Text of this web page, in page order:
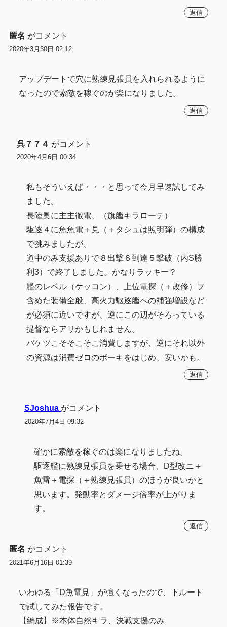
返信
匿名 がコメント
2020年3月30日 02:12
アップデートで穴に熟練見張員を入れられるように
なったので索敵を稼ぐのが楽になりました。
返信
呉７７４ がコメント
2020年4月6日 00:34
私もそういえば・・・と思って今月早速試してみ
ました。
長陸奥に主主徹電、（旗艦キラローテ）
駆逐４に魚魚電＋見（＋タシュは照明弾）の構成
で挑みましたが、
道中のみ支援ありで８出撃６到達５撃破（内S勝
利3）で終了しました。かなりラッキー？
艦のレベル（ケッコン）、上位電探（＋改修）ヲ
含めた装備全般、高火力駆逐艦への補強増設など
が必須に近いですが、逆にこの辺がそろっている
提督ならアリかもしれません。
バケツこそそこそこ消費しますが、逆にそれ以外
の資源は消費ゼロのボーキをはじめ、安いかも。
返信
SJoshua がコメント
2020年7月4日 09:32
確かに索敵を稼ぐのは楽になりましたね。
駆逐艦に熟練見張員を乗せる場合、D型改ニ＋
魚雷＋電探（＋熟練見張員）のほうが良いかと
思います。発動率とダメージ倍率が上がりま
す。
返信
匿名 がコメント
2021年6月16日 01:39
いわゆる「D魚電見」が強くなったので、下ルート
で試してみた報告です。
【編成】※本体自然キラ、決戦支援のみ